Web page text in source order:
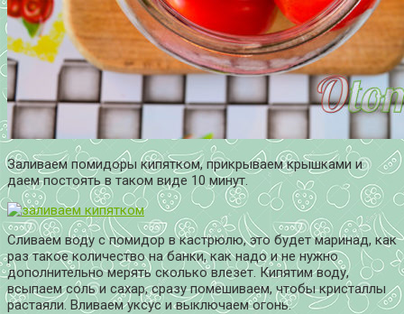
Заливаем помидоры кипятком, прикрываем крышками и
даем постоять в таком виде 10 минут.
Сливаем воду с помидор в кастрюлю, это будет маринад, как
раз такое количество на банки, как надо и не нужно
дополнительно мерять сколько влезет. Кипятим воду,
всыпаем соль и сахар, сразу помешиваем, чтобы кристаллы
растаяли. Вливаем уксус и выключаем огонь.